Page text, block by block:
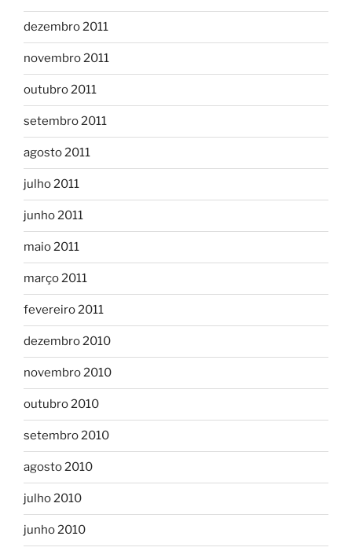
dezembro 2011
novembro 2011
outubro 2011
setembro 2011
agosto 2011
julho 2011
junho 2011
maio 2011
março 2011
fevereiro 2011
dezembro 2010
novembro 2010
outubro 2010
setembro 2010
agosto 2010
julho 2010
junho 2010